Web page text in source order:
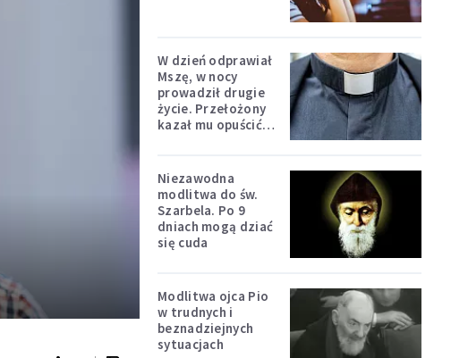
W dzień odprawiał
Mszę, w nocy
prowadził drugie
życie. Przełożony
kazał mu opuścić
Niezawodna
modlitwa do św.
Szarbela. Po 9
dniach mogą dziać
się cuda
Modlitwa ojca Pio
w trudnych i
beznadziejnych
sytuacjach